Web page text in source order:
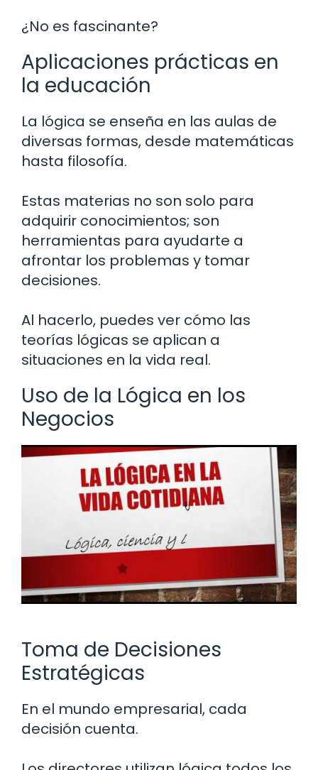
¿No es fascinante?
Aplicaciones prácticas en
la educación
La lógica se enseña en las aulas de
diversas formas, desde matemáticas
hasta filosofía.
Estas materias no son solo para
adquirir conocimientos; son
herramientas para ayudarte a
afrontar los problemas y tomar
decisiones.
Al hacerlo, puedes ver cómo las
teorías lógicas se aplican a
situaciones en la vida real.
Uso de la Lógica en los
Negocios
Toma de Decisiones
Estratégicas
En el mundo empresarial, cada
decisión cuenta.